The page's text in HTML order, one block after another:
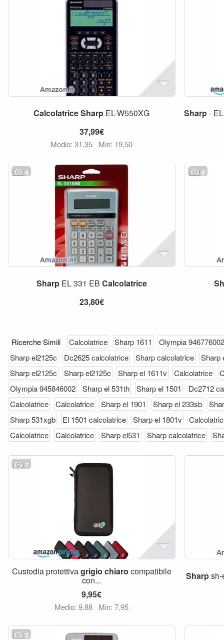
CalcolatriceSharp EL-W550XG
37,99€
Medio: 31,35 Min: 19,50
Sharp-
4
SharpEL 331 EB Calcolatrice
23,80€
8
Ricerche Simili Calcolatrice Sharp 1611
Olympia 946776002
Sharp el2125c
Dc2625 calcolatrice Sharp calcolatrice
Sharp
Sharp el2125c
Sharp el2125c Sharp el 1611v Calcolatrice
Olympia 945846002
Sharp el 531th Sharp el 1501
Dc2712
Calcolatrice
Calcolatrice Sharp el 1901 Sharp el 233sb
Sharp 531xgb
El 1501 calcolatrice Sharp el 1801v
Calcolatrice
Calcolatrice Sharp el531 Sharp calcolatrice
7
Custodia protettivagrigio chiaro compatibile
con...
9,95€
Medio: 9,88 Min: 7,95
Sharpsh-
2